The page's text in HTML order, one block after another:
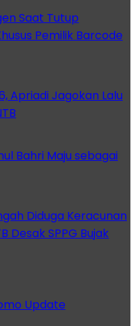
Saat Tutup
Pemilik Barcode
Apriadi Jagokan Lalu
Bahri Maju sebagai
Diduga Keracunan
Desak SPPG Bujak
Update